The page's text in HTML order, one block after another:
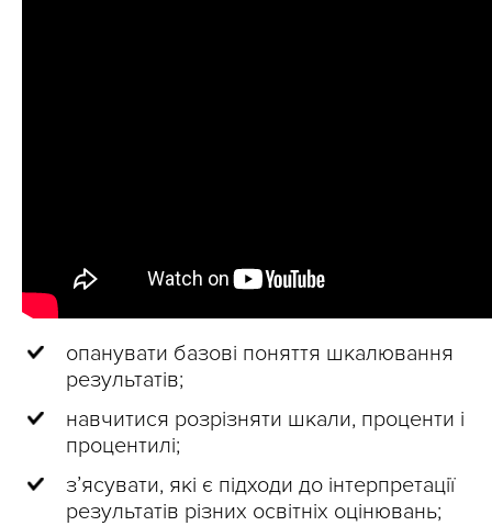
опанувати базові поняття шкалювання
результатів;
навчитися розрізняти шкали, проценти і
процентилі;
з’ясувати, які є підходи до інтерпретації
результатів різних освітніх оцінювань;